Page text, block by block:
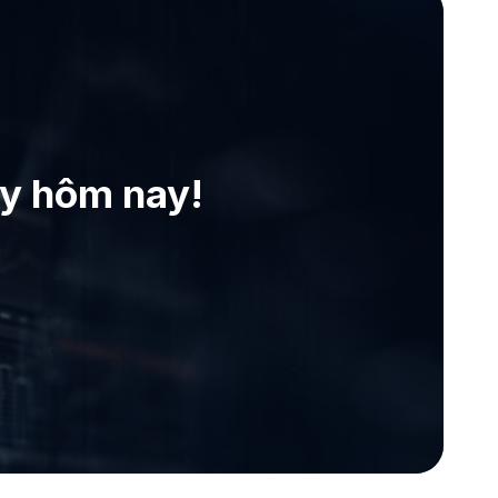
hôm nay!